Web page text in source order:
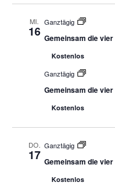
MI.
16
Ganztägig
Gemeinsam die
Kostenlos
Ganztägig
Gemeinsam die
Kostenlos
DO.
17
Ganztägig
Gemeinsam die
Kostenlos